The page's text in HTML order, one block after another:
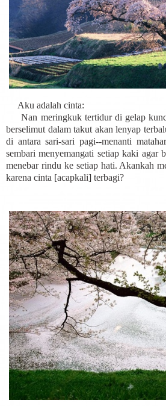
Aku adalah cinta:
Nan meringkuk tertidur di gelap
berselimut dalam takut akan lenyap
di antara sari-sari pagi--menanti
sembari menyemangati setiap kaki agar
menebar rindu ke setiap hati. Akankah
karena cinta [acapkali] terbagi?